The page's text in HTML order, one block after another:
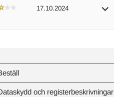
17.10.2024
och registerbeskrivningar